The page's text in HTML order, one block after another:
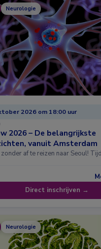
Neurologie
2026 om 18:00 uur
2026 – De belangrijkste
vanuit Amsterdam
af te reizen naar Seoul!
Direct inschrijven →
Neurologie